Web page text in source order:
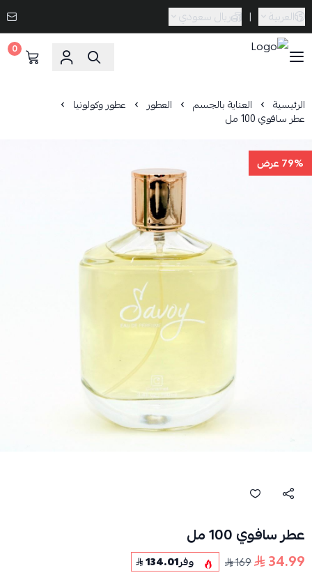
العربية | ريال سعودي
0
الرئيسية العناية بالجسم العطور عطور وكولونيا
عطر سافوي 100 مل
79% عرض
عطر سافوي 100 مل
34.99
169 وفر134.01